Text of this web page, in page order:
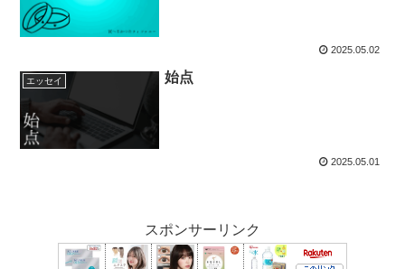
2025.05.02
エッセイ 始点
2025.05.01
スポンサーリンク